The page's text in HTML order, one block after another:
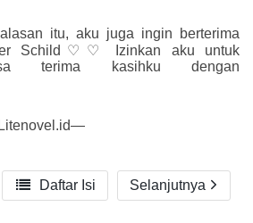
itu, aku juga ingin berterima
Schild♡♡ Izinkan aku untuk
terima kasihku dengan
 Daftar Isi Selanjutnya